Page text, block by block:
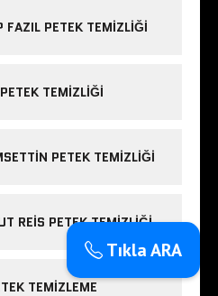
FAZIL PETEK TEMIZLIĞI
TEMIZLIĞI
PETEK TEMIZLIĞI
REIS PETEK TEMIZLIĞI
TEMIZLEME
Tıkla ARA